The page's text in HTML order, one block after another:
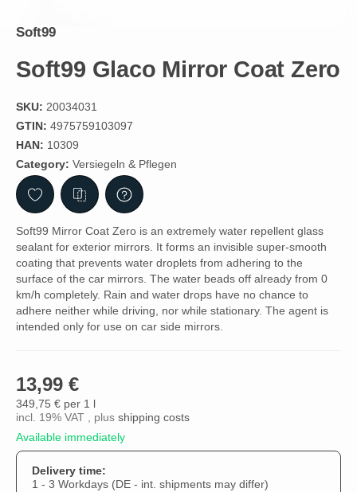
Soft99
Soft99 Glaco Mirror Coat Zero
SKU: 20034031
GTIN: 4975759103097
HAN: 10309
Category: Versiegeln & Pflegen
Soft99 Mirror Coat Zero is an extremely water repellent glass
sealant for exterior mirrors. It forms an invisible super-smooth
coating that prevents water droplets from adhering to the
surface of the car mirrors. The water beads off already from 0
km/h completely. Rain and water drops have no chance to
adhere neither while driving, nor while stationary. The agent is
intended only for use on car side mirrors.
13,99 €
349,75 € per 1 l
incl. 19% VAT , plus shipping costs
Available immediately
Delivery time:
1 - 3 Workdays (DE - int. shipments may differ)